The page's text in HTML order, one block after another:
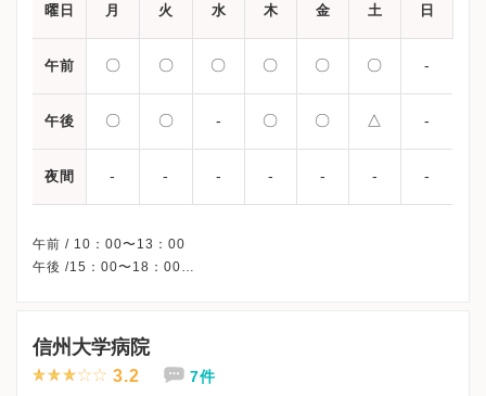
曜日 月 火 水 木 金 土 日
午前 〇 〇 〇 〇 〇 〇 -
午後 〇 〇 - 〇 〇 △ -
夜間 - - - - - - -
午前 / 10：00〜13：00
午後 /15：00〜18：00
※完全予約制です。
※詳細はクリニックHPを確認、または直接お問い合わせくださ
信州大学病院
3.2 7件